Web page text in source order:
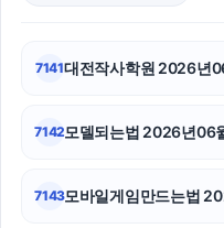
7141대전작사학원 2026년
7142모델되는법 2026년06
7143모바일게임만드는법